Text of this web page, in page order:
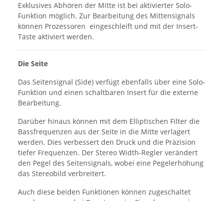
Exklusives Abhören der Mitte ist bei aktivierter Solo-
Funktion möglich. Zur Bearbeitung des Mittensignals
können Prozessoren eingeschleift und mit der Insert-
Taste aktiviert werden.
Die Seite
Das Seitensignal (Side) verfügt ebenfalls über eine Solo-
Funktion und einen schaltbaren Insert für die externe
Bearbeitung.
Darüber hinaus können mit dem Elliptischen Filter die
Bassfrequenzen aus der Seite in die Mitte verlagert
werden. Dies verbessert den Druck und die Präzision
tiefer Frequenzen. Der Stereo Width-Regler verändert
den Pegel des Seitensignals, wobei eine Pegelerhöhung
das Stereobild verbreitert.
Auch diese beiden Funktionen können zugeschaltet